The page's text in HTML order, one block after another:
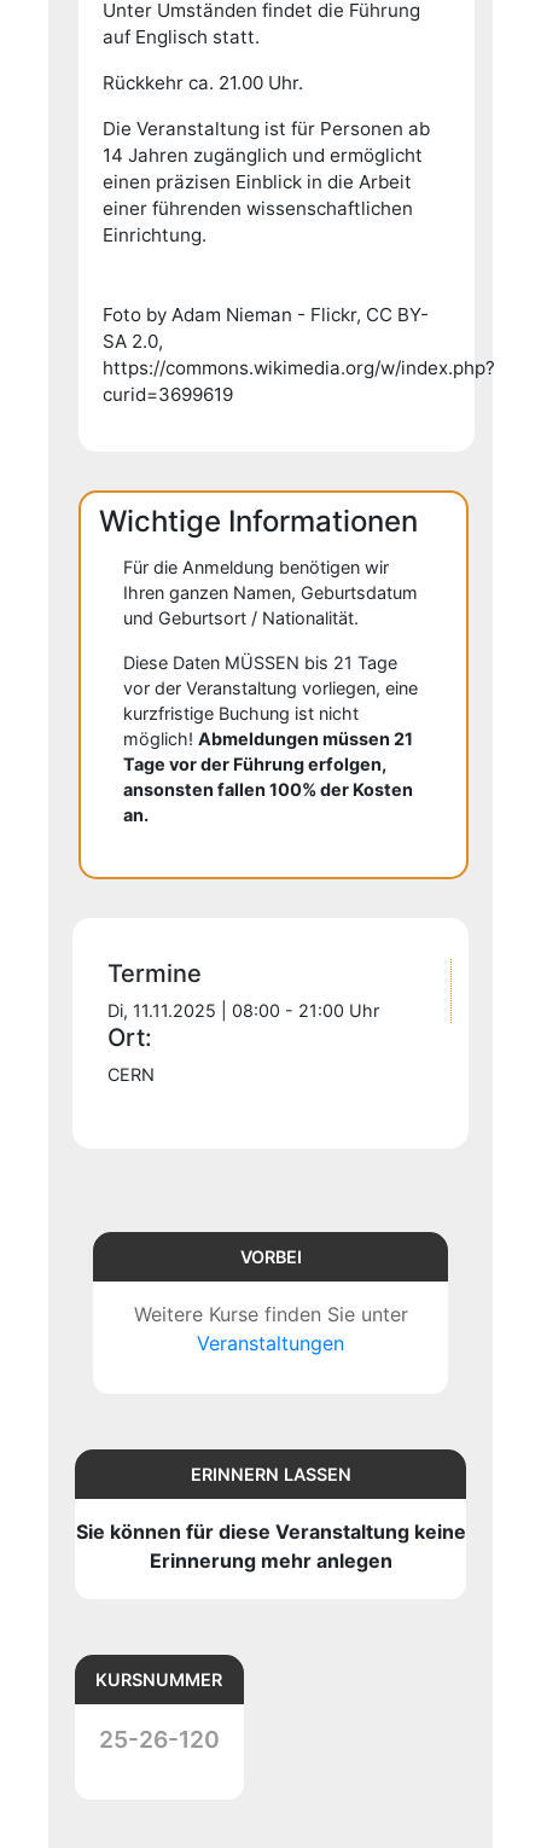
Unter Umständen findet die Führung
auf Englisch statt.
Rückkehr ca. 21.00 Uhr.
Die Veranstaltung ist für Personen ab
14 Jahren zugänglich und ermöglicht
einen präzisen Einblick in die Arbeit
einer führenden wissenschaftlichen
Einrichtung.
Foto by Adam Nieman - Flickr, CC BY-
SA 2.0,
https://commons.wikimedia.org/w/index.php?
curid=3699619
Wichtige Informationen
Für die Anmeldung benötigen wir
Ihren ganzen Namen, Geburtsdatum
und Geburtsort / Nationalität.
Diese Daten MÜSSEN bis 21 Tage
vor der Veranstaltung vorliegen, eine
kurzfristige Buchung ist nicht
möglich! Abmeldungen müssen 21
Tage vor der Führung erfolgen,
ansonsten fallen 100% der Kosten
an.
Termine
Di, 11.11.2025 | 08:00 - 21:00 Uhr
Ort:
CERN
VORBEI
Weitere Kurse finden Sie unter
Veranstaltungen
ERINNERN LASSEN
Sie können für diese Veranstaltung keine
Erinnerung mehr anlegen
KURSNUMMER
25-26-120